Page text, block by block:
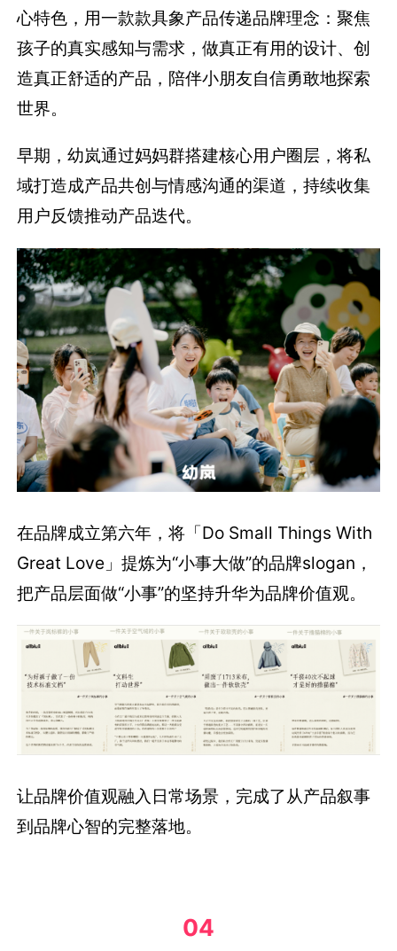
心特色，用一款款具象产品传递品牌理念：聚焦
孩子的真实感知与需求，做真正有用的设计、创
造真正舒适的产品，陪伴小朋友自信勇敢地探索
世界。
早期，幼岚通过妈妈群搭建核心用户圈层，将私
域打造成产品共创与情感沟通的渠道，持续收集
用户反馈推动产品迭代。
在品牌成立第六年，将「Do Small Things With
Great Love」提炼为“小事大做”的品牌slogan，
把产品层面做“小事”的坚持升华为品牌价值观。
让品牌价值观融入日常场景，完成了从产品叙事
到品牌心智的完整落地。
04